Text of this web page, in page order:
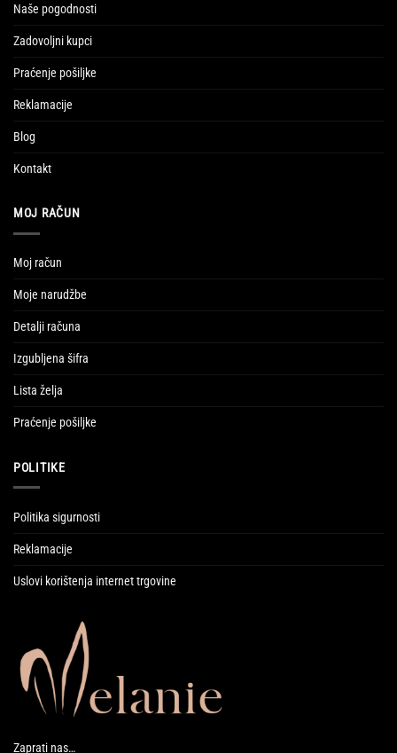
Naše pogodnosti
Zadovoljni kupci
Praćenje pošiljke
Reklamacije
Blog
Kontakt
MOJ RAČUN
Moj račun
Moje narudžbe
Detalji računa
Izgubljena šifra
Lista želja
Praćenje pošiljke
POLITIKE
Politika sigurnosti
Reklamacije
Uslovi korištenja internet trgovine
Zaprati nas…